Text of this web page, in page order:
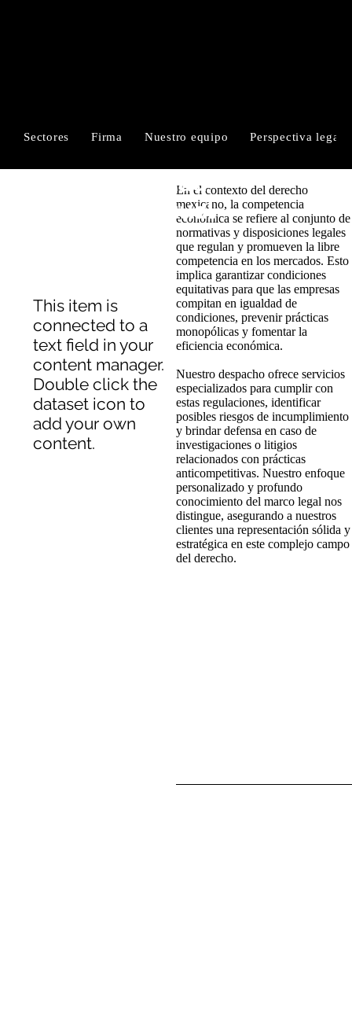
Sectores Firma Nuestro equipo Perspectiva legal
En el contexto del derecho
mexicano, la competencia
económica se refiere al conjunto de
normativas y disposiciones legales
que regulan y promueven la libre
competencia en los mercados. Esto
implica garantizar condiciones
equitativas para que las empresas
compitan en igualdad de
condiciones, prevenir prácticas
monopólicas y fomentar la
eficiencia económica.
Nuestro despacho ofrece servicios
especializados para cumplir con
estas regulaciones, identificar
posibles riesgos de incumplimiento
y brindar defensa en caso de
investigaciones o litigios
relacionados con prácticas
anticompetitivas. Nuestro enfoque
personalizado y profundo
conocimiento del marco legal nos
distingue, asegurando a nuestros
clientes una representación sólida y
estratégica en este complejo campo
del derecho.
​This item is
connected to a
text field in your
content manager.
Double click the
dataset icon to
add your own
content.
Propiedad
Intelectual